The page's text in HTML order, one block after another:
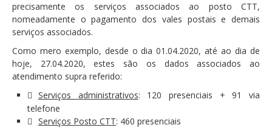
Avarias na Iluminação Pública
AREIAS E PIAS
Contactos Úteis
Equipamentos
Culturais
Desportivos
precisamente os serviços associados ao posto CTT,
nomeadamente o pagamento dos vales postais e demais
serviços associados.
Como mero exemplo, desde o dia 01.04.2020, até ao dia de
hoje, 27.04.2020, estes são os dados associados ao
atendimento supra referido:
Serviços administrativos: 120 presenciais + 91 via
telefone
Serviços Posto CTT: 460 presenciais